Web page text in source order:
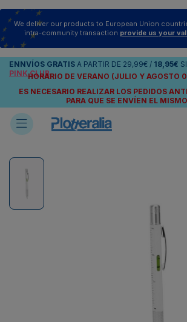
We deliver our products to European Union
intra-community transaction provide us your
ENNVÍOS GRATIS A PARTIR DE 29,99€ / 18,95€
PINK CLUB
HORARIO DE VERANO (JULIO Y
ES NECESARIO REALIZAR LOS PEDIDOS
PARA QUE SE ENVÍEN EL